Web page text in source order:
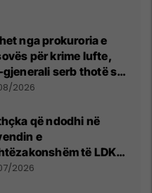
nga prokuroria e
për krime lufte,
serb thotë se
e tradhtoi në
2026
që ndodhi në
e
të LDK-
2026